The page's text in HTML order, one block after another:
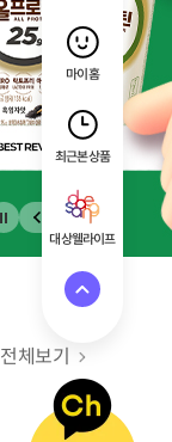
전체보기
마이홈
최근 본 상품
대상웰라이프